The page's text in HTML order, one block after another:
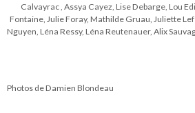
Calvayrac , Assya Cayez, Lise Debarge, Lou
Fontaine, Julie Foray, Mathilde Gruau, Juliette
Nguyen, Léna Ressy, Léna Reutenauer, Alix
Photos de Damien Blondeau